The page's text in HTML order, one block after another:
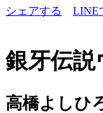
シェアする LINE
銀牙伝説
高橋よしひ